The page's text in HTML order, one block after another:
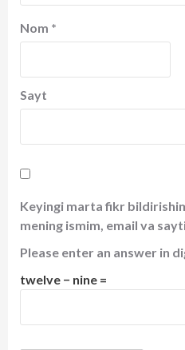
Nom *
Sayt
Keyingi marta fikr
mening ismim, email va
Please enter an answer in
twelve − nine =